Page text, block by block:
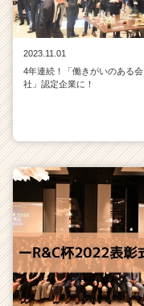
2023.11.01
4年連続！「働きがいのある会
社」認定企業に！